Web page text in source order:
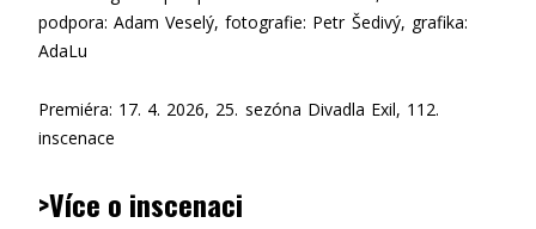
podpora: Adam Veselý, fotografie: Petr Šedivý, grafika:
AdaLu
Premiéra: 17. 4. 2026, 25. sezóna Divadla Exil, 112.
inscenace
>Více o inscenaci